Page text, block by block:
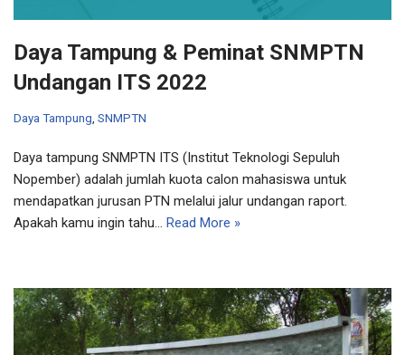
Daya Tampung & Peminat SNMPTN
Undangan ITS 2022
Daya Tampung SNMPTN
Daya tampung SNMPTN ITS (Institut Teknologi Sepuluh
Nopember) adalah jumlah kuota calon mahasiswa untuk
mendapatkan jurusan PTN melalui jalur undangan raport.
Apakah kamu ingin tahu… Read More »